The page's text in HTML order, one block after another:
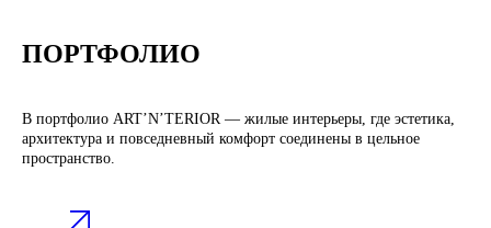
ПОРТФОЛИО
В портфолио ART’N’TERIOR — жилые интерьеры, где эстетика,
архитектура и повседневный комфорт соединены в цельное
пространство.